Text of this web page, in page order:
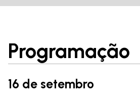
Programação
16 de setembro